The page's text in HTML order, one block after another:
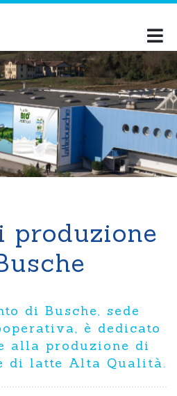
produzione
di Busche, sede
è dedicato
alla produzione di
di latte Alta Qualità.